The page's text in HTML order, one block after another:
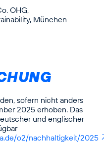
OHG,
München
sofern nicht anders
2025 erhoben. Das
und englischer
o2/nachhaltigkeit/2025